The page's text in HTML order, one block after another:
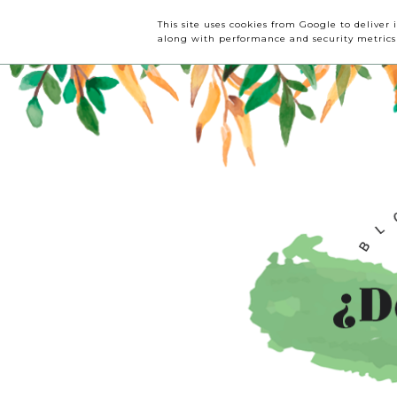
INICIO CRÍTICAS
This site uses cookies from Google to
along with performance and security